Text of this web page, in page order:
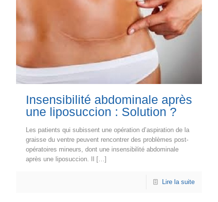
Insensibilité abdominale après
une liposuccion : Solution ?
Les patients qui subissent une opération d’aspiration de la
graisse du ventre peuvent rencontrer des problèmes post-
opératoires mineurs, dont une insensibilité abdominale
après une liposuccion. Il
[…]
Lire la suite